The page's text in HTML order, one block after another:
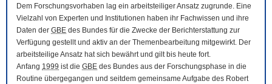
Dem Forschungsvorhaben lag ein arbeitsteiliger Ansatz zugrunde. Eine
Vielzahl von Experten und Institutionen haben ihr Fachwissen und ihre
Daten der GBE des Bundes für die Zwecke der Berichterstattung zur
Verfügung gestellt und aktiv an der Themenbearbeitung mitgewirkt. Der
arbeitsteilige Ansatz hat sich bewährt und gilt bis heute fort.
Anfang 1999 ist die GBE des Bundes aus der Forschungsphase in die
Routine übergegangen und seitdem gemeinsame Aufgabe des Robert